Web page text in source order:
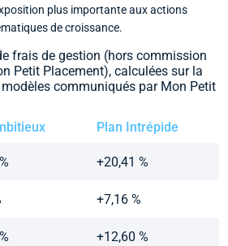
plus importante aux actions
de croissance.
frais de gestion (hors commission
Petit Placement), calculées sur la
communiqués par Mon Petit
Plan Intrépide
+20,41 %
+7,16 %
+12,60 %